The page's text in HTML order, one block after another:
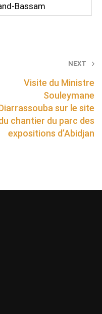
Bassam
NEXT
Visite du Ministre
Souleymane
sur le site
chantier du parc des
expositions d’Abidjan